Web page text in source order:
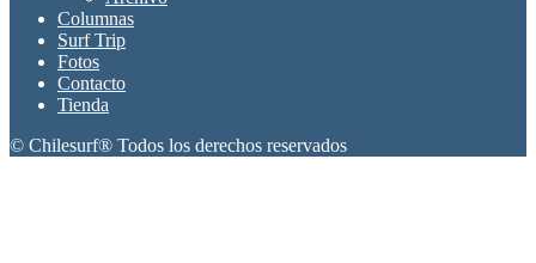
Columnas
Surf Trip
Fotos
Contacto
Tienda
© Chilesurf® Todos los derechos reservados